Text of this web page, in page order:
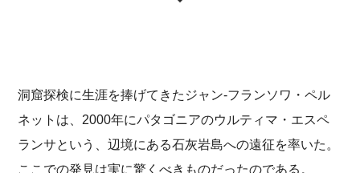
洞窟探検に生涯を捧げてきたジャン-フランソワ・ペル
ネットは、2000年にパタゴニアのウルティマ・エスペ
ランサという、辺境にある石灰岩島への遠征を率いた。
ここでの発見は実に驚くべきものだったのである。